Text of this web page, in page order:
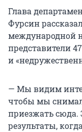
Глава
Фурсин
международной
представители
и
— Мы видим
чтобы мы
приезжать сюда.
результаты,